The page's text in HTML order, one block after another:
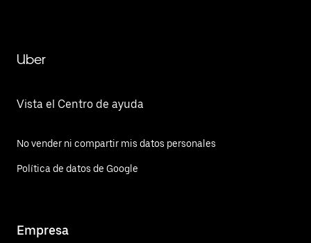
Uber
Vista el Centro de ayuda
No vender ni compartir mis datos personales
Política de datos de Google
Empresa